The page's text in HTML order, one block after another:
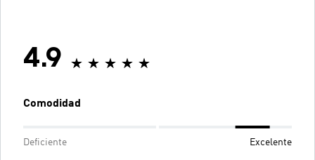
4.9
Comodidad
Deficiente Excelente